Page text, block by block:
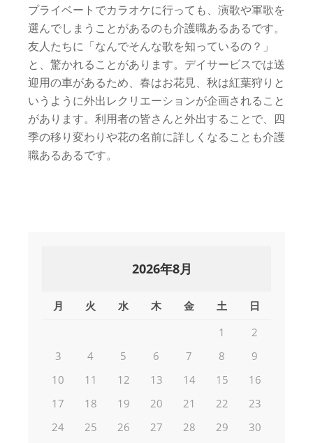
プライベートでカラオケに行っても、演歌や軍歌を
選んでしまうことがあるのも介護職あるあるです。
友人たちに「なんでそんな歌を知っているの？」
と、驚かれることがあります。デイサービスでは送
迎用の車があるため、春はお花見、秋は紅葉狩りと
いうように外出レクリエーションが企画されること
があります。利用者の皆さんと外出することで、四
季の移り変わりや花の名前に詳しくなることも介護
職あるあるです。
2026年8月
月 火 水 木 金 土
日
1
2
3
4 5 6 7 8
9
10
11 12 13 14 15
16
17
18 19 20 21 22
23
24
25 26 27 28 29
30